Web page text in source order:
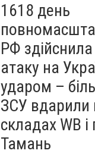
1618 день
РФ
атаку на
ударом –
ЗСУ вдарили
складах WB і
Тамань